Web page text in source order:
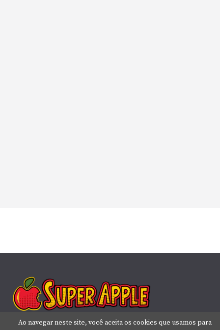
Ao navegar neste site, você aceita os cookies que usamos para